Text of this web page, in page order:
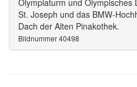
Olympiaturm und Olympisches
St. Joseph und das BMW-
Dach der Alten Pinakothek.
Bildnummer 40498